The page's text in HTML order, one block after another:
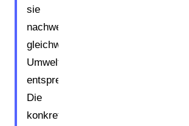
sie
nachweislich
gleichwertigen
Umweltstandards
entsprechen.
Die
konkreten